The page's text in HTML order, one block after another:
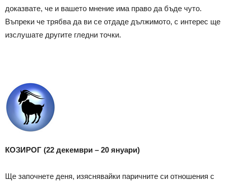
доказвате, че и вашето мнение има право да бъде чуто.
Въпреки че трябва да ви се отдаде дължимото, с интерес ще
изслушате другите гледни точки.
КОЗИРОГ (22 декември – 20 януари)
Ще започнете деня, изяснявайки паричните си отношения с